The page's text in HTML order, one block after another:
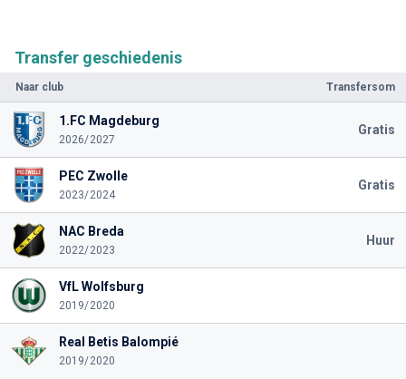
Transfer geschiedenis
Naar club Transfersom
1.FC Magdeburg
2026/2027
Gratis
PEC Zwolle
2023/2024
Gratis
NAC Breda
2022/2023
Huur
VfL Wolfsburg
2019/2020
Real Betis Balompié
2019/2020